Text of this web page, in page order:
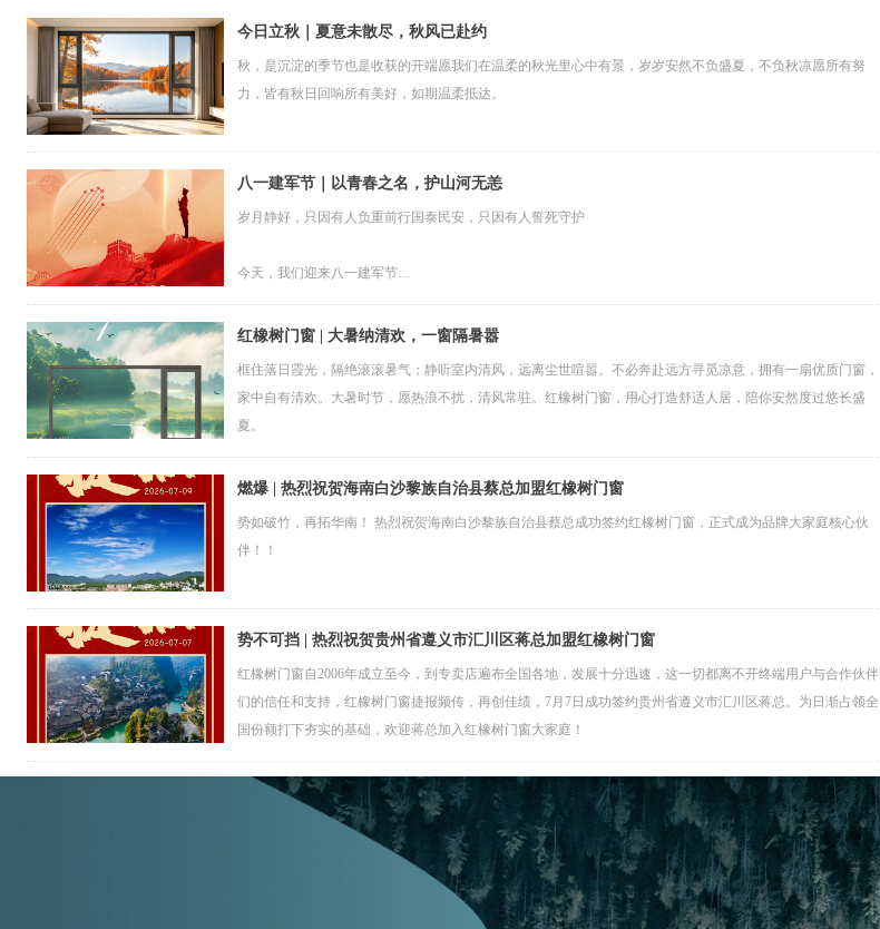
今日立秋｜夏意未散尽，秋风已赴约
秋，是沉淀的季节也是收获的开端愿我们在温柔的秋光里心中有景，岁岁安然不负盛夏，不负秋凉愿所有努
力，皆有秋日回响所有美好，如期温柔抵达。
八一建军节｜以青春之名，护山河无恙
岁月静好，只因有人负重前行国泰民安，只因有人誓死守护
今天，我们迎来八一建军节
这是属于中国军人的节日是致敬忠诚、致敬坚守、致敬奉献的日子
红橡树门窗 | 大暑纳清欢，一窗隔暑嚣
框住落日霞光，隔绝滚滚暑气；静听室内清风，远离尘世喧嚣。不必奔赴远方寻觅凉意，拥有一扇优质门窗，
家中自有清欢。大暑时节，愿热浪不扰，清风常驻。红橡树门窗，用心打造舒适人居，陪你安然度过悠长盛
夏。
燃爆 | 热烈祝贺海南白沙黎族自治县蔡总加盟红橡树门窗
势如破竹，再拓华南！ 热烈祝贺海南白沙黎族自治县蔡总成功签约红橡树门窗，正式成为品牌大家庭核心伙
伴！！
势不可挡 | 热烈祝贺贵州省遵义市汇川区蒋总加盟红橡树门窗
红橡树门窗自2006年成立至今，到专卖店遍布全国各地，发展十分迅速，这一切都离不开终端用户与合作伙伴
们的信任和支持，红橡树门窗捷报频传，再创佳绩，7月7日成功签约贵州省遵义市汇川区蒋总。为日渐占领全
国份额打下夯实的基础，欢迎蒋总加入红橡树门窗大家庭！